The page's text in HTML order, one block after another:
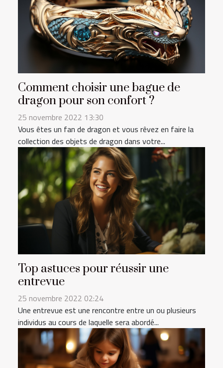
Comment choisir une bague de
dragon pour son confort ?
25 novembre 2022 13:30
Vous êtes un fan de dragon et vous rêvez en faire la
collection des objets de dragon dans votre...
Top astuces pour réussir une
entrevue
25 novembre 2022 02:24
Une entrevue est une rencontre entre un ou plusieurs
individus au cours de laquelle sera abordé...